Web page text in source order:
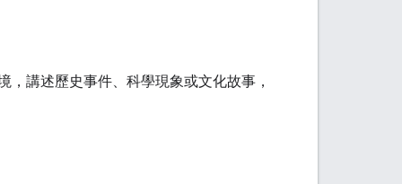
講述歷史事件、科學現象或文化故事，